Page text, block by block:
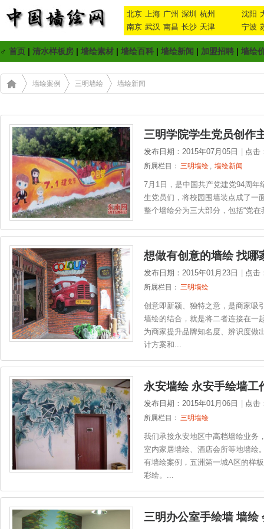
北京 上海 广州 深圳 杭州
南京 武汉 南昌 长沙 天津
沈阳
宁波
♂ 首页 | 清水样板房 | 墙绘素材 | 墙绘百科 | 墙绘新闻 | 加盟招聘 | 墙绘
墙绘案例 三明墙绘 墙绘新闻
三明学院学生党员创作
发布日期：2015年07月05日 点击
所属栏目： 三明墙绘 , 墙绘新闻
7月1日，是中国共产党建党94周
生党员们，将校园围墙装点成了一
整个墙绘分为三大部分，包括“党
想做有创意的墙绘 找哪
发布日期：2015年01月23日 点击
所属栏目： 三明墙绘
创意即新颖、独特之意，是商家吸
墙绘的结合，就是将二者连接在一
为商家提升品牌知名度、辨识度做
计方案和...
永安墙绘 永安手绘墙工
发布日期：2015年01月06日 点击
所属栏目： 三明墙绘
我们承接永安地区中高档墙绘业务
室内家居墙绘、酒店会所等地墙绘
有墙绘案例，五洲第一城A区的样
彩绘。...
三明办公室手绘墙 墙绘